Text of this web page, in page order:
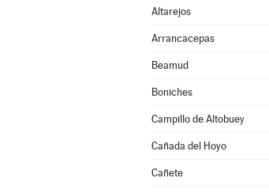
Altarejos
Arrancacepas
Beamud
Boniches
Campillo de Altobuey
Cañada del Hoyo
Cañete